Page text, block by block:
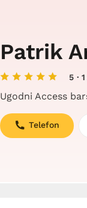
Patrik
5 ·
Ugodni Access
Telefon